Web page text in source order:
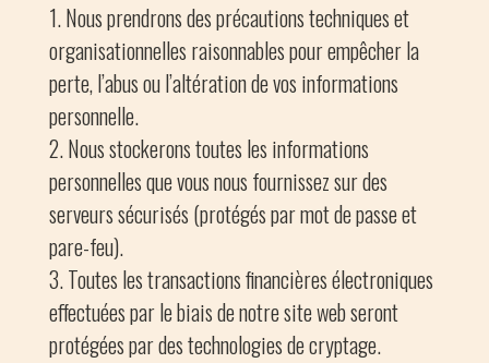
Nous prendrons des précautions techniques et
organisationnelles raisonnables pour empêcher la
perte, l’abus ou l’altération de vos informations
personnelle.
Nous stockerons toutes les informations
personnelles que vous nous fournissez sur des
serveurs sécurisés (protégés par mot de passe et
pare-feu).
Toutes les transactions financières électroniques
effectuées par le biais de notre site web seront
protégées par des technologies de cryptage.